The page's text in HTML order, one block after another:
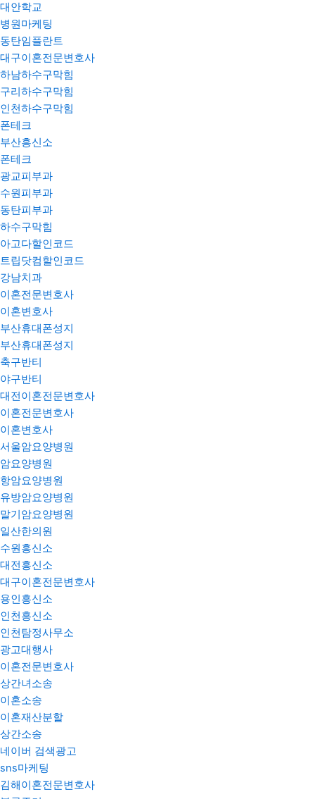
대안학교
병원마케팅
동탄임플란트
대구이혼전문변호사
하남하수구막힘
구리하수구막힘
인천하수구막힘
폰테크
부산흥신소
폰테크
광교피부과
수원피부과
동탄피부과
하수구막힘
아고다할인코드
트립닷컴할인코드
강남치과
이혼전문변호사
이혼변호사
부산휴대폰성지
부산휴대폰성지
축구반티
야구반티
대전이혼전문변호사
이혼전문변호사
이혼변호사
서울암요양병원
암요양병원
항암요양병원
유방암요양병원
말기암요양병원
일산한의원
수원흥신소
대전흥신소
대구이혼전문변호사
용인흥신소
인천흥신소
인천탐정사무소
광고대행사
이혼전문변호사
상간녀소송
이혼소송
이혼재산분할
상간소송
네이버 검색광고
sns마케팅
김해이혼전문변호사